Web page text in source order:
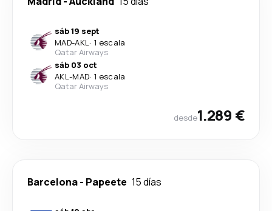
sáb 19 sept
MAD-AKL· 1 escala
Qatar Airways
sáb 03 oct
AKL-MAD· 1 escala
Qatar Airways
desde1.289 €
Barcelona- Papeete 15 días